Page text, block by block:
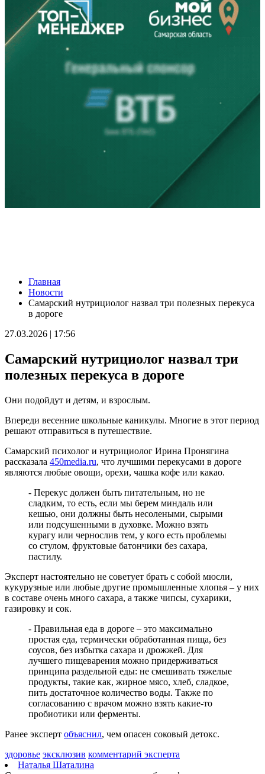
Самарцы 10 августа встали в пробке из-за замены трамвайных
путей на Ново-Садовой
10.08.2026 | 09:01
День гиревого спорта: какие праздники отмечают 10 августа
Занесло на встречку: в Волжском районе погиб 19-летний
10.08.2026 | 08:31
В Самарской области с ночи 10 августа действует опасность
БПЛА
Аномальная жара спадет: какая погода будет 10 августа в
10.08.2026 | 07:15
В Самаре представят последнюю книгу Виталия Стадникова о
09.08.2026 | 22:05
Как помочь кошке справиться со стрессом: советы эксперта
09.08.2026 | 21:47
карты
09.08.2026 | 21:32
В Тольятти восстановили движение на дорогах после падения
деревьев
09.08.2026 | 21:04
Персеиды и парад планет: какие астрономические явления
произойдут в августе
В России могут сократить срок оплаты штрафов для авто с
иностранными номерами
09.08.2026 | 20:11
В Москве открыли фотовыставку о Самарской области
09.08.2026 | 20:06
Поддержка предпринимателей, авиационный кластер и День
строителя. Спецрепортаж
09.08.2026 | 20:00
Самарцев предупредили о временных перебоях с
водоснабжением
09.08.2026 | 19:26
Жителей Самарской области предупредили о тумане и
порывистом ветре 10 августа
09.08.2026 | 19:23
Упало более 30 деревьев: в Самаре 9 августа устраняют
последствия непогоды
09.08.2026 | 19:12
Поваленные деревья и оборванные провода: Вячеслав
Главная
Новости
Самарский нутрициолог назвал три полезных перекуса
в дороге
27.03.2026 | 17:56
Самарский нутрициолог назвал три
полезных перекуса в дороге
Они подойдут и детям, и взрослым.
Впереди весенние школьные каникулы. Многие в этот период
решают отправиться в путешествие.
Самарский психолог и нутрициолог Ирина Пронягина
рассказала 450media.ru, что лучшими перекусами в дороге
являются любые овощи, орехи, чашка кофе или какао.
- Перекус должен быть питательным, но не
сладким, то есть, если мы берем миндаль или
кешью, они должны быть несолеными, сырыми
или подсушенными в духовке. Можно взять
курагу или чернослив тем, у кого есть проблемы
со стулом, фруктовые батончики без сахара,
пастилу.
Эксперт настоятельно не советует брать с собой мюсли,
кукурузные или любые другие промышленные хлопья – у них
в составе очень много сахара, а также чипсы, сухарики,
газировку и сок.
- Правильная еда в дороге – это максимально
простая еда, термически обработанная пища, без
соусов, без избытка сахара и дрожжей. Для
лучшего пищеварения можно придерживаться
принципа раздельной еды: не смешивать тяжелые
продукты, такие как, жирное мясо, хлеб, сладкое,
пить достаточное количество воды. Также по
согласованию с врачом можно взять какие-то
пробиотики или ферменты.
Ранее эксперт объяснил, чем опасен соковый детокс.
здоровье эксклюзив комментарий эксперта
Наталья Шаталина